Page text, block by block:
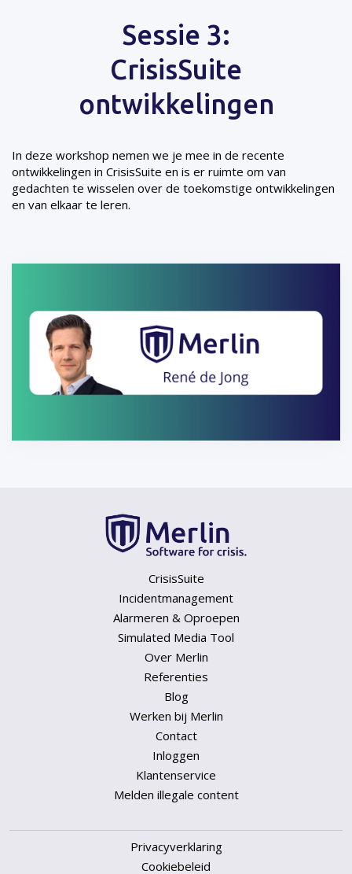
Sessie 3:
CrisisSuite
ontwikkelingen
In deze workshop nemen we je mee in de recente
ontwikkelingen in CrisisSuite en is er ruimte om van
gedachten te wisselen over de toekomstige ontwikkelingen
en van elkaar te leren.
CrisisSuite
Incidentmanagement
Alarmeren & Oproepen
Simulated Media Tool
Over Merlin
Referenties
Blog
Werken bij Merlin
Contact
Inloggen
Klantenservice
Melden illegale content
Privacyverklaring
Cookiebeleid